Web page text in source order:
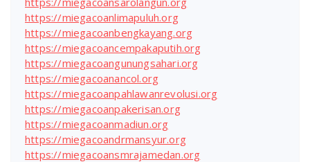
https://miegacoanlimapuluh.org
https://miegacoanbengkayang.org
https://miegacoancempakaputih.org
https://miegacoangunungsahari.org
https://miegacoanancol.org
https://miegacoanpahlawanrevolusi.org
https://miegacoanpakerisan.org
https://miegacoanmadiun.org
https://miegacoandrmansyur.org
https://miegacoansmrajamedan.org